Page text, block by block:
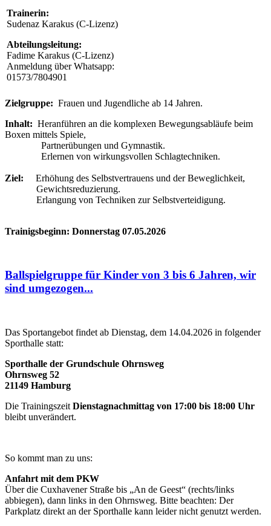
Trainerin:
Sudenaz Karakus (C-Lizenz)
Abteilungsleitung:
Fadime Karakus (C-Lizenz)
Anmeldung über Whatsapp:
01573/7804901
Zielgruppe: Frauen und Jugendliche ab 14 Jahren.
Inhalt: Heranführen an die komplexen Bewegungsabläufe beim
Boxen mittels Spiele,
Partnerübungen und Gymnastik.
Erlernen von wirkungsvollen Schlagtechniken.
Ziel: Erhöhung des Selbstvertrauens und der Beweglichkeit,
Gewichtsreduzierung.
Erlangung von Techniken zur Selbstverteidigung.
Trainigsbeginn: Donnerstag 07.05.2026
Ballspielgruppe für Kinder von 3 bis 6 Jahren, wir
sind umgezogen...
Das Sportangebot findet ab Dienstag, dem 14.04.2026 in folgender
Sporthalle statt:
Sporthalle der Grundschule Ohrnsweg
Ohrnsweg 52
21149 Hamburg
Die Trainingszeit Dienstagnachmittag von 17:00 bis 18:00 Uhr
bleibt unverändert.
So kommt man zu uns:
Anfahrt mit dem PKW
Über die Cuxhavener Straße bis „An de Geest“ (rechts/links
abbiegen), dann links in den Ohrnsweg. Bitte beachten: Der
Parkplatz direkt an der Sporthalle kann leider nicht genutzt werden.